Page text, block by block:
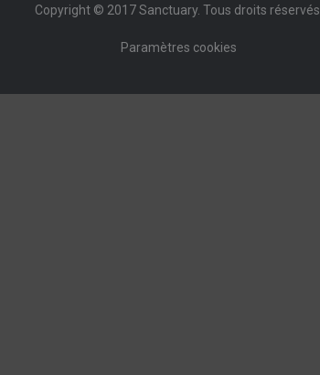
Copyright © 2017Sanctuary. Tous droits réservés.
Paramètres cookies